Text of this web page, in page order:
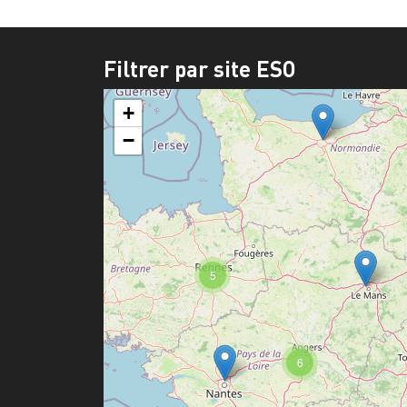
Filtrer par site ESO
6
5
+
−